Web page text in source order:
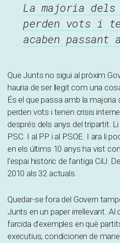
La majoria
perden vots i
acaben
Que Junts no sigui al pròxim
hauria de ser llegit com una
És el que passa amb la
perden vots i tenen crisis
després dels anys del tripartit.
PSC. I al PP i al PSOE. I ara li
en els últims 10 anys ha vist
l’espai històric de l’antiga CiU.
2010 als 32 actuals.
Quedar-se fora del Govern
Junts en un paper irrellevant.
farcida d’exemples en què
executius, condicionen de